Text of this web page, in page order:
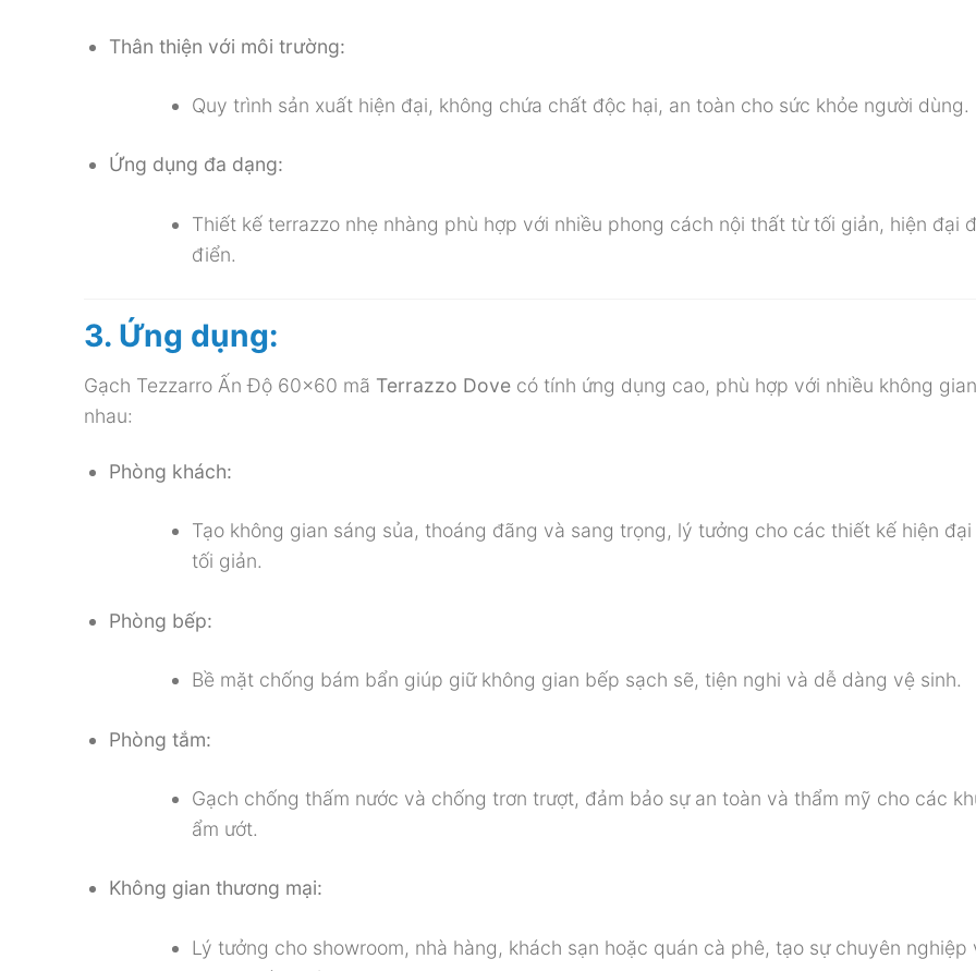
Thân thiện với môi trường:
Quy trình sản xuất hiện đại, không chứa chất độc hại, an toàn cho sức khỏe người dùng.
Ứng dụng đa dạng:
Thiết kế terrazzo nhẹ nhàng phù hợp với nhiều phong cách nội thất từ tối giản, hiện đại
điển.
3. Ứng dụng:
Gạch Tezzarro Ấn Độ 60×60 mã Terrazzo Dove có tính ứng dụng cao, phù hợp với nhiều không
nhau:
Phòng khách:
Tạo không gian sáng sủa, thoáng đãng và sang trọng, lý tưởng cho các thiết kế hiện đại
tối giản.
Phòng bếp:
Bề mặt chống bám bẩn giúp giữ không gian bếp sạch sẽ, tiện nghi và dễ dàng vệ sinh.
Phòng tắm:
Gạch chống thấm nước và chống trơn trượt, đảm bảo sự an toàn và thẩm mỹ cho các
ẩm ướt.
Không gian thương mại:
Lý tưởng cho showroom, nhà hàng, khách sạn hoặc quán cà phê, tạo sự chuyên nghiệp